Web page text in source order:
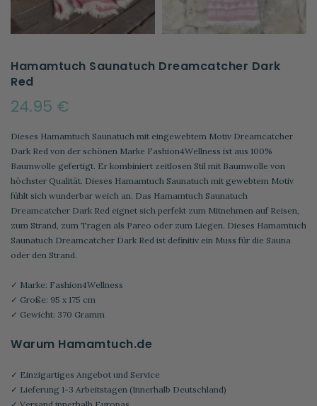
Hamamtuch Saunatuch Dreamcatcher Dark
Red
24.95 €
Dieses Hamamtuch Saunatuch mit eingewebtem Motiv Dreamcatcher
Dark Red von der schönen Marke Fashion4Wellness ist aus 100%
Baumwolle gefertigt. Er kombiniert zeitlosen Stil mit Baumwolle von
höchster Qualität. Dieses Hamamtuch Saunatuch mit gewebtem Motiv
fühlt sich wunderbar weich an. Das Hamamtuch Saunatuch
Dreamcatcher Dark Red eignet sich perfekt zum Mitnehmen auf Reisen,
zum Strand, zum Tragen als Pareo oder zum Liegen. Dieses Hamamtuch
Saunatuch Dreamcatcher Dark Red ist definitiv ein Muss für die Sauna
oder den Strand.
✓ Marke: Fashion4Wellness
✓ Große: 95 x 175 cm
✓ Gewicht: 370 Gramm
Warum Hamamtuch.de
✓ Einzigartiges Angebot und Service
✓ Lieferung 1-3 Arbeitstagen (Innerhalb Deutschland)